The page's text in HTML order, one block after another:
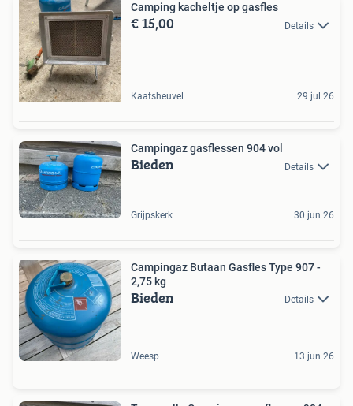
Camping kacheltje op gasfles
€ 15,00 Details
Kaatsheuvel 29 jul 26
Campingaz gasflessen 904 vol
Bieden Details
Grijpskerk 30 jun 26
Campingaz Butaan Gasfles Type 907 -
2,75 kg
Bieden Details
Weesp 13 jun 26